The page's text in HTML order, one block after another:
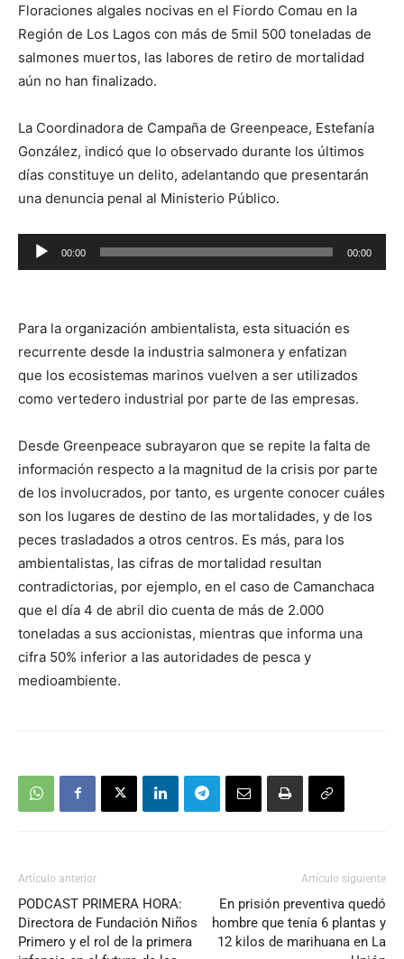
Floraciones algales nocivas en el Fiordo Comau en la
Región de Los Lagos con más de 5mil 500 toneladas de
salmones muertos, las labores de retiro de mortalidad
aún no han finalizado.
La Coordinadora de Campaña de Greenpeace, Estefanía
González, indicó que lo observado durante los últimos
días constituye un delito, adelantando que presentarán
una denuncia penal al Ministerio Público.
Reproductor
de
00:00 00:00
Para la organización ambientalista, esta situación es
recurrente desde la industria salmonera y enfatizan
que los ecosistemas marinos vuelven a ser utilizados
como vertedero industrial por parte de las empresas.
Desde Greenpeace subrayaron que se repite la falta de
información respecto a la magnitud de la crisis por parte
de los involucrados, por tanto, es urgente conocer cuáles
son los lugares de destino de las mortalidades, y de los
peces trasladados a otros centros. Es más, para los
ambientalistas, las cifras de mortalidad resultan
contradictorias, por ejemplo, en el caso de Camanchaca
que el día 4 de abril dio cuenta de más de 2.000
toneladas a sus accionistas, mientras que informa una
cifra 50% inferior a las autoridades de pesca y
medioambiente.
Artículo anterior
PODCAST PRIMERA HORA:
Directora de Fundación Niños
Primero y el rol de la primera
Artículo siguiente
En prisión preventiva quedó
hombre que tenía 6 plantas y
12 kilos de marihuana en La